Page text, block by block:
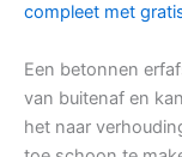
compleet met
Een betonnen
van buitenaf en
het naar